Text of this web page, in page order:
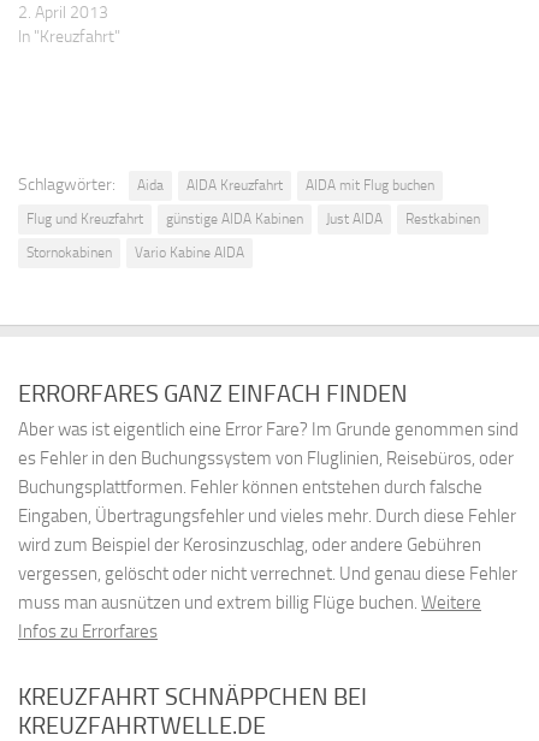
2. April 2013
In "Kreuzfahrt"
Schlagwörter: Aida AIDA Kreuzfahrt
AIDA mit Flug buchen
Flug und Kreuzfahrt
günstige AIDA Kabinen Just AIDA
Restkabinen
Stornokabinen
Vario Kabine AIDA
ERRORFARES GANZ EINFACH FINDEN
Aber was ist eigentlich eine Error Fare? Im Grunde genommen sind
es Fehler in den Buchungssystem von Fluglinien, Reisebüros, oder
Buchungsplattformen. Fehler können entstehen durch falsche
Eingaben, Übertragungsfehler und vieles mehr. Durch diese Fehler
wird zum Beispiel der Kerosinzuschlag, oder andere Gebühren
vergessen, gelöscht oder nicht verrechnet. Und genau diese Fehler
muss man ausnützen und extrem billig Flüge buchen. Weitere
Infos zu Errorfares
KREUZFAHRT SCHNÄPPCHEN BEI
KREUZFAHRTWELLE.DE